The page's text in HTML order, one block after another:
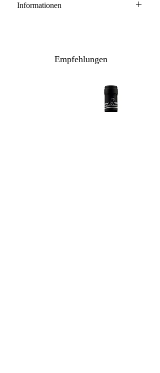
Informationen
Anbau: konventionell
Flaschenreife: mehrere Monate
Inhalt / Gebinde: 150 cl / 1er Holzkiste
Empfehlungen